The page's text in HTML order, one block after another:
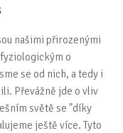
našimi přirozenými
o
se od nich, a tedy i
Převážně jde o vliv
světě se "díky
ještě více. Tyto